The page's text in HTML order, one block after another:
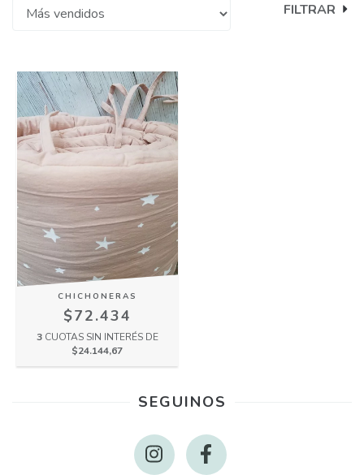
FILTRAR
CHICHONERAS
$72.434
3 CUOTAS SIN INTERÉS DE
$24.144,67
SEGUINOS